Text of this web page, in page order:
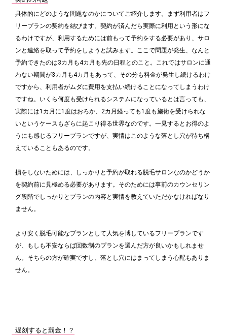
具体的にどのような問題なのかについてご紹介します。まず利用者はフ
リープランの契約を結びます。契約が済んだら実際に利用という形にな
るわけですが、利用するためには前もって予約をする必要があり、サロ
ンと連絡を取って予約をしようと試みます。ここで問題が発生、なんと
予約できたのは3カ月も4カ月も先の日程とのこと。これではサロンに通
わない期間が3カ月も4カ月もあって、その分も料金が発生し続けるわけ
ですから、利用者がムダに費用を支払い続けることになってしまうわけ
ですね。いくら何度も受けられるシステムになっているとは言っても、
実際には1カ月に1度はおろか、2カ月経っても1度も施術を受けられな
いというケースもざらに起こり得る世界なのです。一見するとお得のよ
うにも感じるフリープランですが、実情はこのような落とし穴が待ち構
えていることもあるのです。
損をしないためには、しっかりと予約が取れる脱毛サロンなのかどうか
を契約前に見極める必要があります。そのためには事前のカウンセリン
グ段階でしっかりとプランの内容と実情を教えていただかなければなり
ません。
より安く脱毛可能なプランとして人気を博しているフリープランです
が、もしも不安ならば回数制のプランを選んだ方が良いかもしれませ
ん。そちらの方が確実ですし、落とし穴にはまってしまう心配もありま
せん。
遅刻すると罰金！？